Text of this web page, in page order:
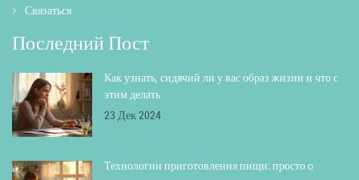
Связаться
Последний Пост
Как узнать, сидячий ли у вас образ жизни и что с
этим делать
23 Дек 2024
Технологии приготовления пищи: просто о